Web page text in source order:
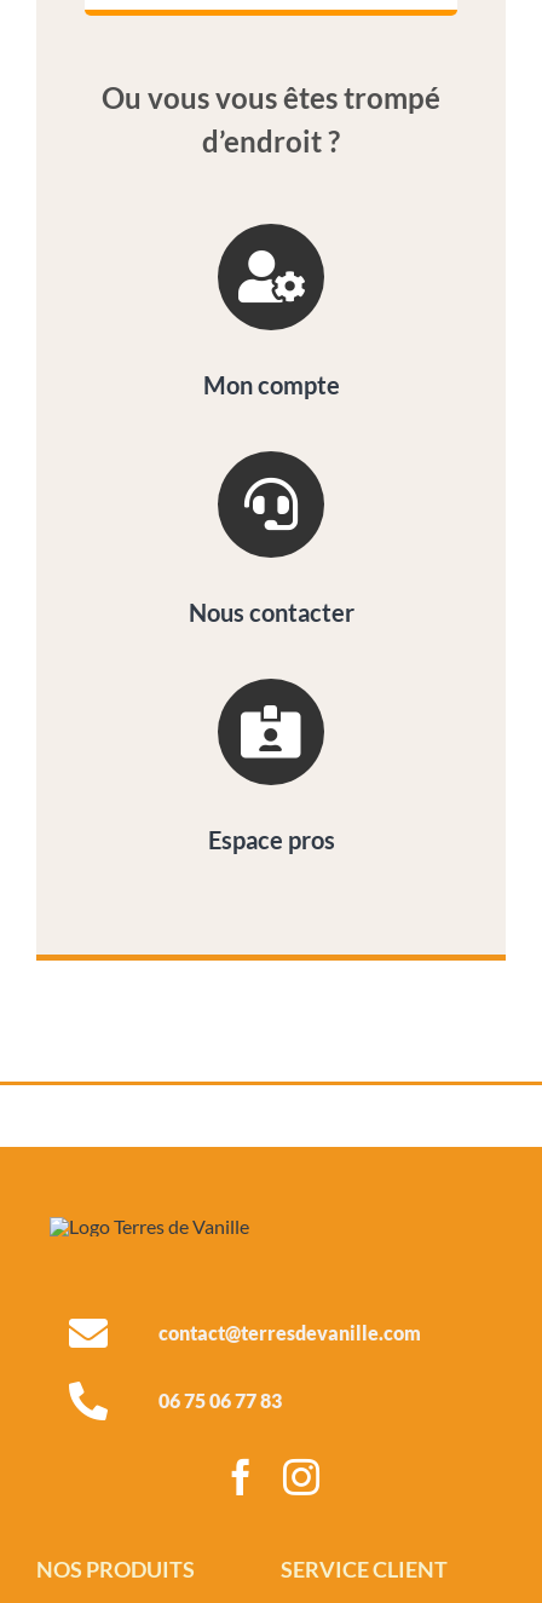
Ou vous vous êtes trompé
d’endroit ?
Mon compte
Nous contacter
Espace pros
contact@terresdevanille.com
06 75 06 77 83
NOS PRODUITS SERVICE CLIENT